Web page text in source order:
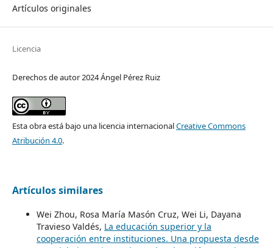
Artículos originales
Licencia
Derechos de autor 2024 Ángel Pérez Ruiz
Esta obra está bajo una licencia internacionalCreative Commons
Atribución 4.0.
Artículos similares
Wei Zhou, Rosa María Masón Cruz, Wei Li, Dayana
Travieso Valdés, La educación superior y la
cooperación entre instituciones. Una propuesta desde